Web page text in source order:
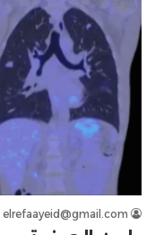
elrefaayeid@gmail.com